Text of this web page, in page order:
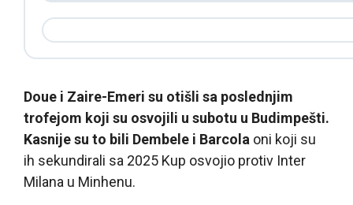
Doue i Zaire-Emeri su otišli sa poslednjim
trofejom koji su osvojili u subotu u Budimpešti.
Kasnije su to bili Dembele i Barcola oni koji su
ih sekundirali sa 2025 Kup osvojio protiv Inter
Milana u Minhenu.